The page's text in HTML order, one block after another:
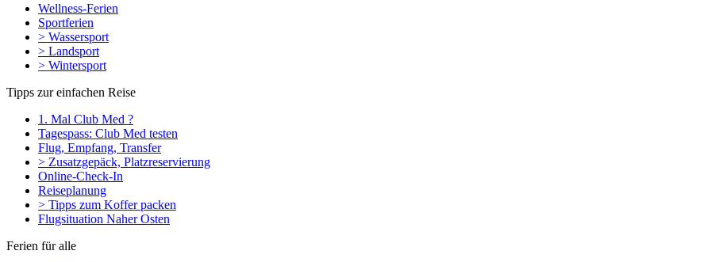
Wellness-Ferien
Sportferien
> Wassersport
> Landsport
> Wintersport
Tipps zur einfachen Reise
1. Mal Club Med ?
Tagespass: Club Med testen
Flug, Empfang, Transfer
> Zusatzgepäck, Platzreservierung
Online-Check-In
Reiseplanung
> Tipps zum Koffer packen
Flugsituation Naher Osten
Ferien für alle